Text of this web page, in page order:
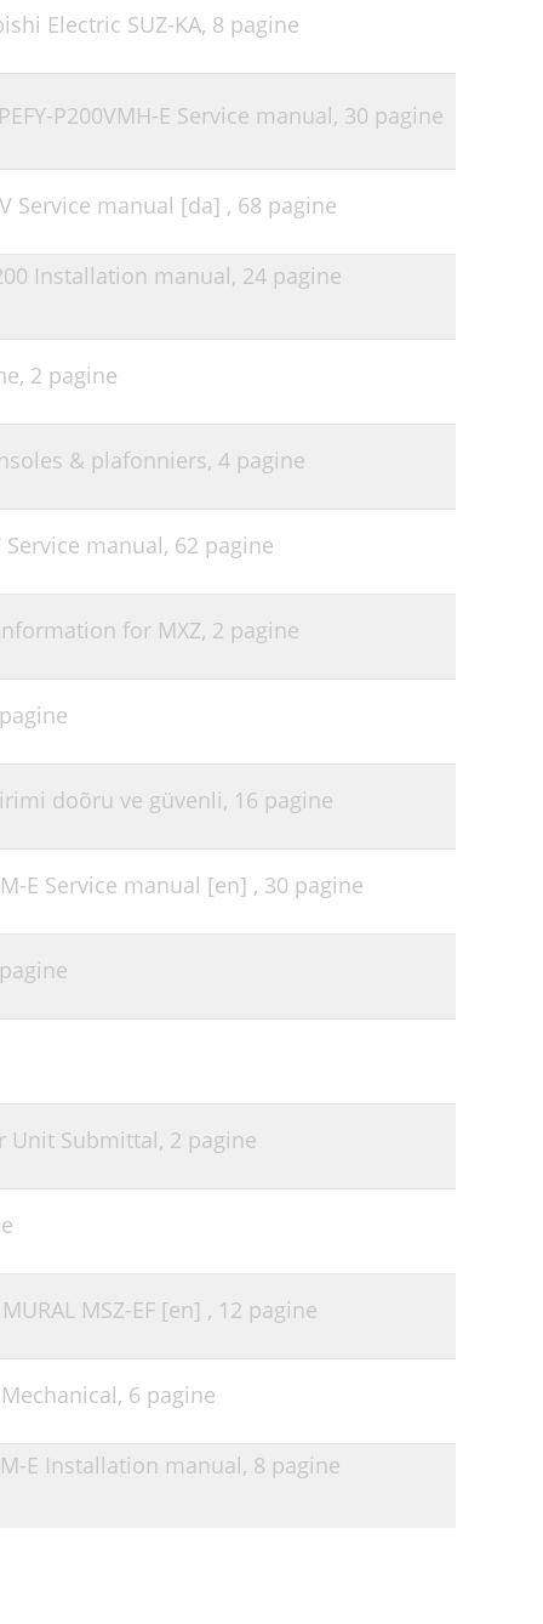
Electric SUZ-KA, 8 pagine
P200VMH-E Service manual, 30 pagine
Service manual [da] , 68 pagine
Installation manual, 24 pagine
2 pagine
& plafonniers, 4 pagine
manual, 62 pagine
for MXZ, 2 pagine
doõru ve güvenli, 16 pagine
E Service manual [en] , 30 pagine
Unit Submittal, 2 pagine
MSZ-EF [en] , 12 pagine
6 pagine
E Installation manual, 8 pagine